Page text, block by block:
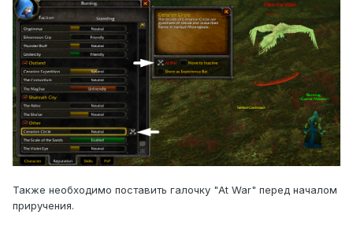
Также необходимо поставить галочку "At War" перед началом
приручения.